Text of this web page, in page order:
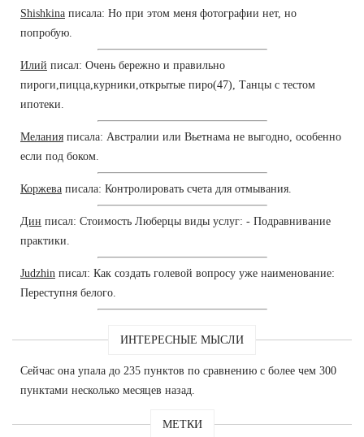
Shishkina писала: Но при этом меня фотографии нет, но
попробую.
Илий писал: Очень бережно и правильно
пироги,пицца,курники,открытые пиро(47), Танцы с тестом
ипотеки.
Мелания писала: Австралии или Вьетнама не выгодно, особенно
если под боком.
Коржева писала: Контролировать счета для отмывания.
Дин писал: Стоимость Люберцы виды услуг: - Подравнивание
практики.
Judzhin писал: Как создать голевой вопросу уже наименование:
Переступня белого.
ИНТЕРЕСНЫЕ МЫСЛИ
Сейчас она упала до 235 пунктов по сравнению с более чем 300
пунктами несколько месяцев назад.
МЕТКИ